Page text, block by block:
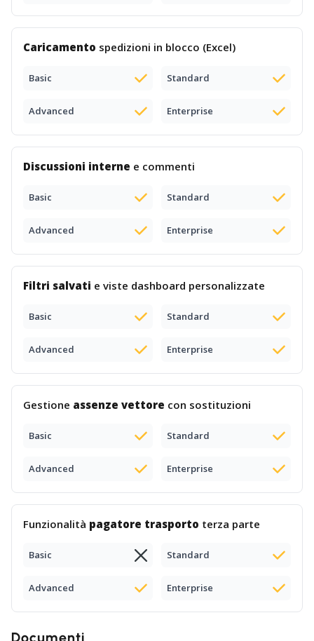
Caricamento spedizioni in blocco (Excel)
Basic Standard
Advanced Enterprise
Discussioni interne e commenti
Basic Standard
Advanced Enterprise
Filtri salvati e viste dashboard personalizzate
Basic Standard
Advanced Enterprise
Gestione assenze vettore con sostituzioni
Basic Standard
Advanced Enterprise
Funzionalità pagatore trasporto terza parte
Basic Standard
Advanced Enterprise
Documenti